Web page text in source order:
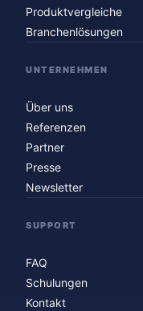
Produktvergleiche
Branchenlösungen
UNTERNEHMEN
Über uns
Referenzen
Partner
Presse
Newsletter
SUPPORT
FAQ
Schulungen
Kontakt